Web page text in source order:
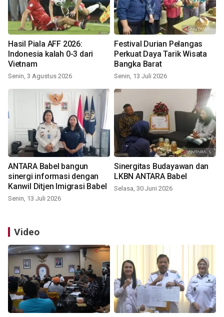
Hasil Piala AFF 2026:
Indonesia kalah 0-3 dari
Vietnam
Senin, 3 Agustus 2026
Festival Durian Pelangas
Perkuat Daya Tarik Wisata
Bangka Barat
Senin, 13 Juli 2026
ANTARA Babel bangun
sinergi informasi dengan
Kanwil Ditjen Imigrasi Babel
Senin, 13 Juli 2026
Sinergitas Budayawan dan
LKBN ANTARA Babel
Selasa, 30 Juni 2026
Video